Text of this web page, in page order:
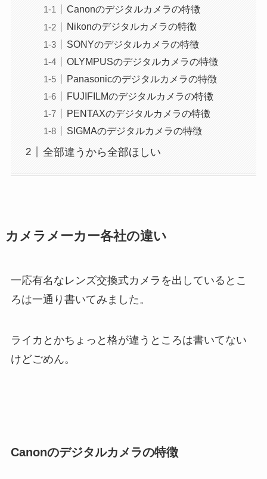
Canonのデジタルカメラの特徴
Nikonのデジタルカメラの特徴
SONYのデジタルカメラの特徴
OLYMPUSのデジタルカメラの特徴
Panasonicのデジタルカメラの特徴
FUJIFILMのデジタルカメラの特徴
PENTAXのデジタルカメラの特徴
SIGMAのデジタルカメラの特徴
全部違うから全部ほしい
カメラメーカー各社の違い
一応有名なレンズ交換式カメラを出しているとこ
ろは一通り書いてみました。
ライカとかちょっと格が違うところは書いてない
けどごめん。
Canonのデジタルカメラの特徴